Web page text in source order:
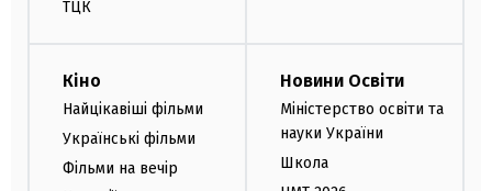
ТЦК
Кіно
Найцікавіші фільми
Українські фільми
Фільми на вечір
Новини Освіти
Міністерство освіти та
науки України
Школа